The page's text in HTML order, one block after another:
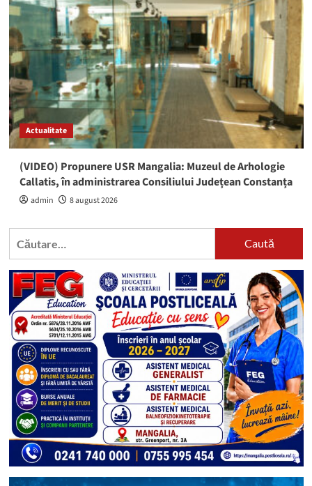
Actualitate
(VIDEO) Propunere USR Mangalia: Muzeul de Arhologie
Callatis, în administrarea Consiliului Județean Constanța
admin 8 august 2026
Caută